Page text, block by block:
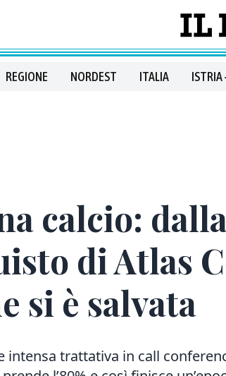
REGIONE NORDEST ITALIA ISTRIA
calcio:
di Atlas
si è salvata
intensa trattativa in call